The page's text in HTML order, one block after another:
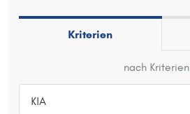
Hersteller wählen
Typ wählen
Kriterien
nach Kriterien
KIA